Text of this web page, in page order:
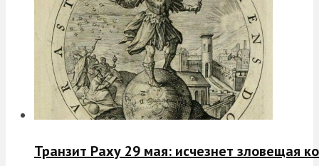
Транзит Раху 29 мая: исчезнет зловещая